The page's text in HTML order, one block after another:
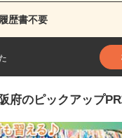
履歴書不要
府のピックアップ